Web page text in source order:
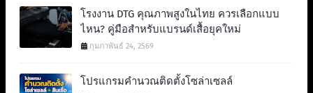
โรงงาน DTG คุณภาพสูงในไทย ควรเลือกแบบ
ไหน? คู่มือสำหรับแบรนด์เสื้อยุคใหม่
กุมภาพันธ์ 24, 2569
โปรแกรมคำนวณติดตั้งโซล่าเซลล์